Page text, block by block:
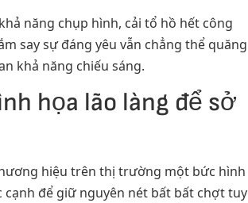
năng chụp hình, cải tổ hồ hết công
say sự đáng yêu vẫn chẳng thể quăng
khả năng chiếu sáng.
họa lão làng để sở
hiệu trên thị trường một bức hình
để giữ nguyên nét bất bất chợt tuy